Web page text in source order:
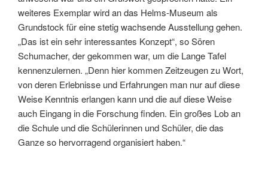
weiteres Exemplar wird an das Helms-Museum als
Grundstock für eine stetig wachsende Ausstellung gehen.
„Das ist ein sehr interessantes Konzept“, so Sören
Schumacher, der gekommen war, um die Lange Tafel
kennenzulernen. „Denn hier kommen Zeitzeugen zu Wort,
von deren Erlebnisse und Erfahrungen man nur auf diese
Weise Kenntnis erlangen kann und die auf diese Weise
auch Eingang in die Forschung finden. Ein großes Lob an
die Schule und die Schülerinnen und Schüler, die das
Ganze so hervorragend organisiert haben.“